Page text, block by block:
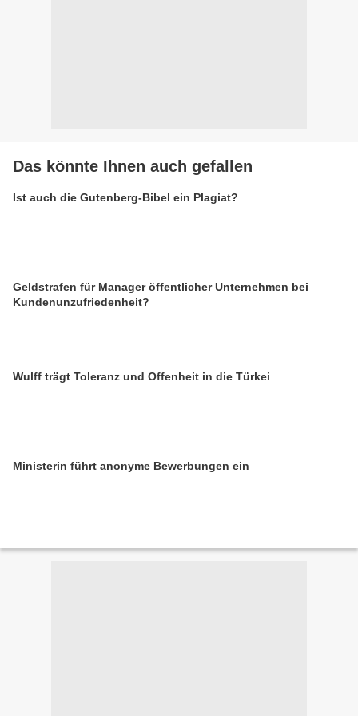
Das könnte Ihnen auch gefallen
Ist auch die Gutenberg-Bibel ein Plagiat?
Geldstrafen für Manager öffentlicher Unternehmen bei
Kundenunzufriedenheit?
Wulff trägt Toleranz und Offenheit in die Türkei
Ministerin führt anonyme Bewerbungen ein